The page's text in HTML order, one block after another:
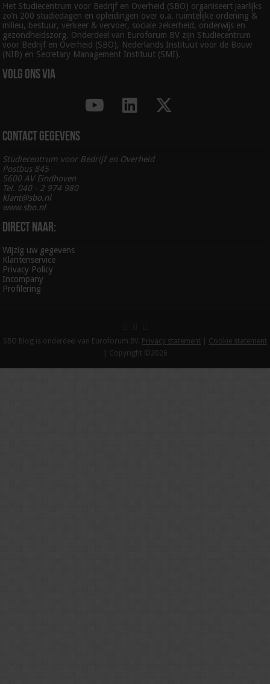
Het Studiecentrum voor Bedrijf en Overheid (SBO) organiseert jaarlijks
zo’n 200 studiedagen en opleidingen over o.a. ruimtelijke ordening &
milieu, bestuur, verkeer & vervoer, sociale zekerheid, onderwijs en
gezondheidszorg. Onderdeel van Euroforum BV zijn Studiecentrum
voor Bedrijf en Overheid (SBO), Nederlands Instituut voor de Bouw
(NIB) en Secretary Management Instituut (SMI).
Volg ons via
Contact gegevens
Studiecentrum voor Bedrijf en Overheid
Postbus 845
5600 AV Eindhoven
Tel. 040 - 2 974 980
klant@sbo.nl
www.sbo.nl
Direct naar:
Wijzig uw gegevens
Klantenservice
Privacy Policy
Incompany
Profilering
SBO Blog is onderdeel van Euroforum BV. Privacy statement
Cookie statement
| Copyright ©2026